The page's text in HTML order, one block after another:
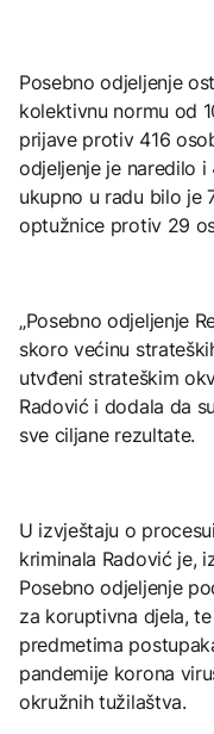
Posebno odjeljenje
kolektivnu normu od
prijave protiv 416
odjeljenje je naredilo
ukupno u radu bilo je
optužnice protiv 29
„Posebno odjeljenje
skoro većinu
utvđeni strateškim
Radović i dodala da
sve ciljane rezultate.
U izvještaju o
kriminala Radović je,
Posebno odjeljenje
za koruptivna djela,
predmetima
pandemije korona
okružnih tužilaštva.